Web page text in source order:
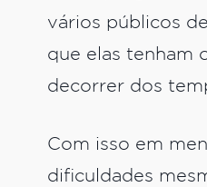
vários públicos
que elas tenham
decorrer dos
Com isso em
dificuldades